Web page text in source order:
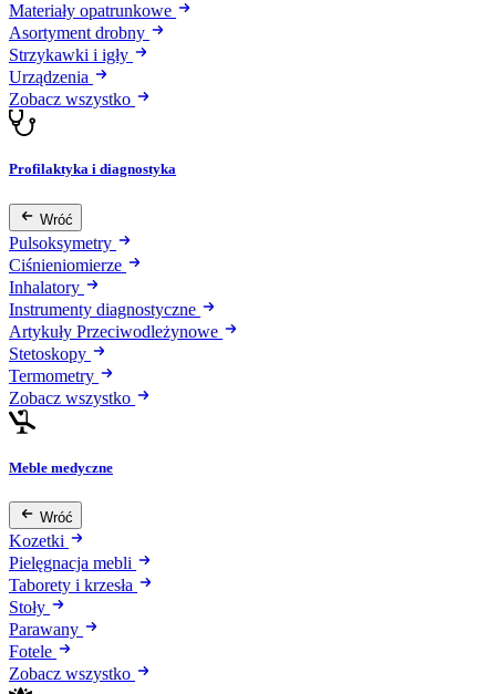
Materiały opatrunkowe
Asortyment drobny
Strzykawki i igły
Urządzenia
Zobacz wszystko
Profilaktyka i diagnostyka
Wróć
Pulsoksymetry
Ciśnieniomierze
Inhalatory
Instrumenty diagnostyczne
Artykuły Przeciwodleżynowe
Stetoskopy
Termometry
Zobacz wszystko
Meble medyczne
Wróć
Kozetki
Pielęgnacja mebli
Taborety i krzesła
Stoły
Parawany
Fotele
Zobacz wszystko